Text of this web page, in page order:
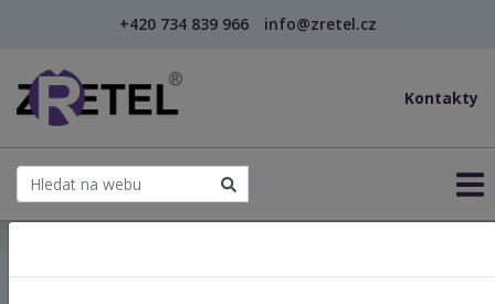
+420 734 839 966 info@zretel.cz
Kontakty